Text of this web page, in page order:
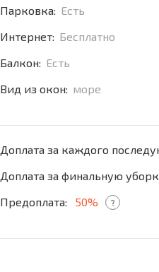
Парковка: Есть
Интернет: Бесплатно
Балкон: Есть
Вид из окон: море
Доплата за каждого
Доплата за финальную
Предоплата:
50% ?